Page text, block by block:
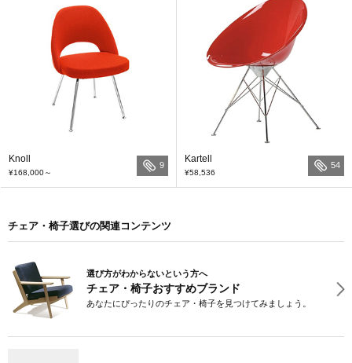
Knoll
¥168,000～
9
Kartell
¥58,536
54
チェア・椅子選びの関連コンテンツ
選び方がわからないという方へ
チェア・椅子おすすめブランド
あなたにぴったりのチェア・椅子を見つけてみましょう。